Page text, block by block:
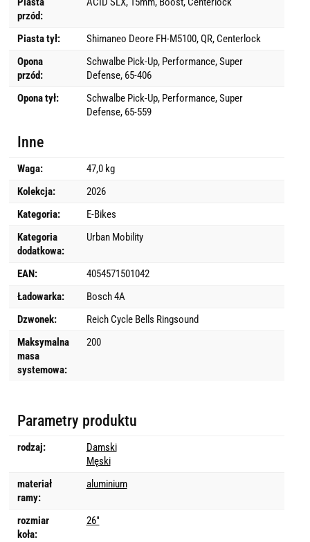
przód:
Piasta tył:
Shimaneo Deore FH-M5100, QR, Centerlock
Opona
przód:
Schwalbe Pick-Up, Performance, Super
Defense, 65-406
Opona tył:
Schwalbe Pick-Up, Performance, Super
Defense, 65-559
Inne
Waga:
47,0 kg
Kolekcja:
2026
Kategoria:
E-Bikes
Kategoria
dodatkowa:
Urban Mobility
EAN:
4054571501042
Ładowarka:
Bosch 4A
Dzwonek:
Reich Cycle Bells Ringsound
Maksymalna
masa
systemowa:
200
Parametry produktu
rodzaj:
Damski
Męski
materiał
ramy:
aluminium
rozmiar
koła:
26"